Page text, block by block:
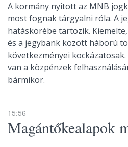
A kormány nyitott az MNB
most fognak tárgyalni róla. A
hatáskörébe tartozik.
és a jegybank között háború
következményei
van a közpénzek
bármikor.
15:56
Magántőkealapok